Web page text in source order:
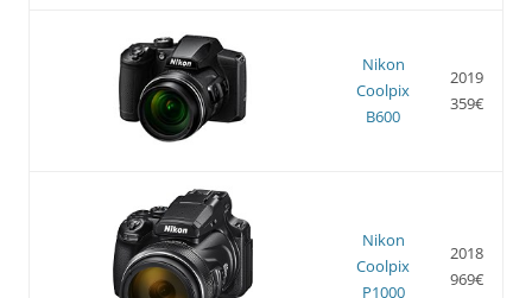
Nikon
Coolpix
B600
2019
359€
Nikon
Coolpix
P1000
2018
969€